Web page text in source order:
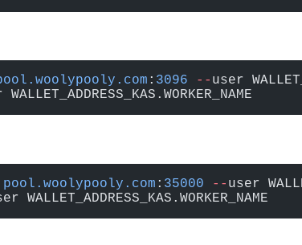
: 3096 -- user
pool.woolypooly.com : 35000 -- user
WALLET_ADDRESS_KAS.WORKER_NAME